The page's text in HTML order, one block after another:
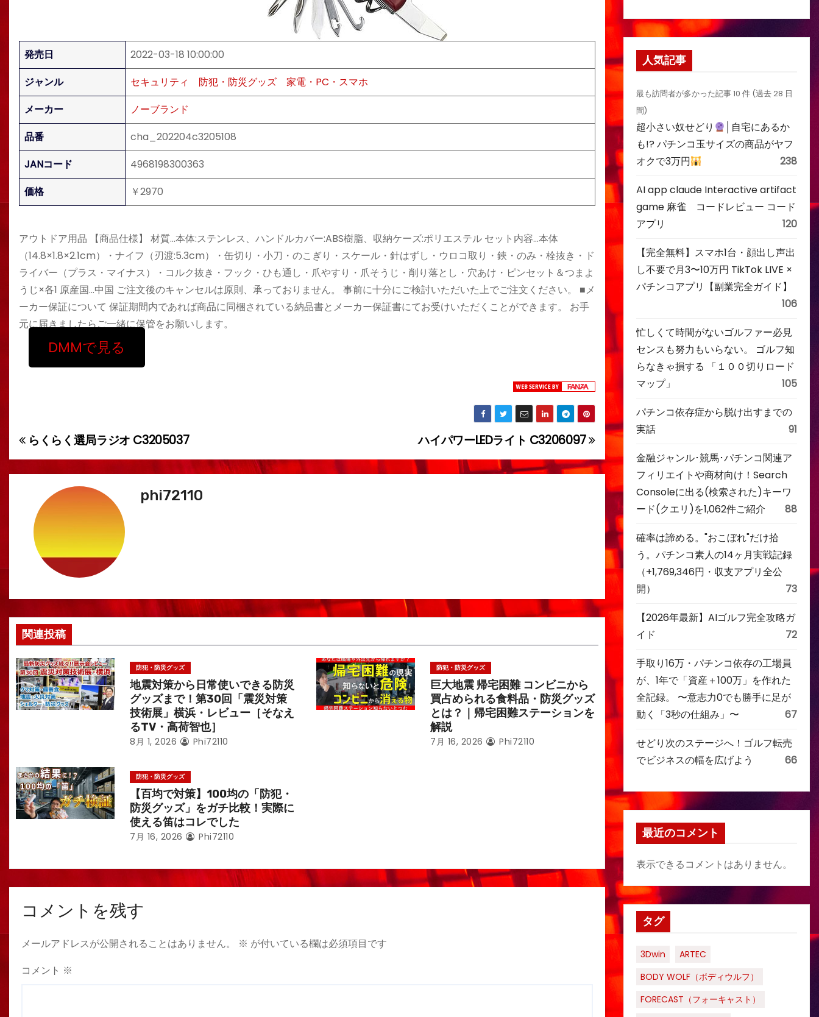
発売日
2022-03-18 10:00:00
ジャンル
セキュリティ 防犯・防災グッズ
家電・PC・スマホ
メーカー
ノーブランド
品番
cha_202204c3205108
JANコード
4968198300363
価格
￥2970
アウトドア用品 【商品仕様】 材質…本体:ステンレス、ハンドルカバー:ABS樹脂、収納ケーズ:ポリエステル セット内容…本体
（14.8×1.8×2.1cm）・ナイフ（刃渡:5.3cm）・缶切り・小刀・のこぎり・スケール・針はずし・ウロコ取り・鋏・のみ・栓抜き・ド
ライバー（プラス・マイナス）・コルク抜き・フック・ひも通し・爪やすり・爪そうじ・削り落とし・穴あけ・ピンセット＆つまよ
うじ×各1 原産国…中国 ご注文後のキャンセルは原則、承っておりません。 事前に十分にご検討いただいた上でご注文ください。 ■メ
ーカー保証について 保証期間内であれば商品に同梱されている納品書とメーカー保証書にてお受けいただくことができます。 お手
元に届きましたらご一緒に保管をお願いします。
DMMで見る
投
稿
ビ
ゲ
シ
ョ
ン
ハイパワーLEDライト C3206097
らくらく選局ラジオ C3205037
phi72110
関連投稿
防犯・防災グッズ
地震対策から日常使いできる防災
グッズまで！第30回「震災対策
技術展」横浜・レビュー［そなえ
るTV・高荷智也］
8月 1, 2026 Phi72110
防犯・防災グッズ
巨大地震 帰宅困難 コンビニから
買占められる食料品・防災グッズ
とは？｜帰宅困難ステーションを
解説
7月 16, 2026 Phi72110
防犯・防災グッズ
【百均で対策】100均の「防犯・
防災グッズ」をガチ比較！実際に
使える笛はコレでした
7月 16, 2026 Phi72110
コメントを残す
メールアドレスが公開されることはありません。 ※ が付いている欄は必須項目です
コメント ※
人気記事
最も訪問者が多かった記事 10 件 (過去 28 日
間)
超小さい奴せどり
│自宅にあるか
も!? パチンコ玉サイズの商品がヤフ
オクで3万円
238
AI app claude Interactive artifact
game 麻雀 コードレビュー コード
アプリ
120
【完全無料】スマホ1台・顔出し声出
し不要で月3〜10万円 TikTok LIVE ×
パチンコアプリ【副業完全ガイド】
106
忙しくて時間がないゴルファー必見
センスも努力もいらない。 ゴルフ知
らなきゃ損する 「１００切りロード
マップ」
105
パチンコ依存症から脱け出すまでの
実話
91
金融ジャンル･競馬･パチンコ関連ア
フィリエイトや商材向け！Search
Consoleに出る(検索された)キーワ
ード(クエリ)を1,062件ご紹介
88
確率は諦める。"おこぼれ"だけ拾
う。パチンコ素人の14ヶ月実戦記録
（+1,769,346円・収支アプリ全公
開）
73
【2026年最新】AIゴルフ完全攻略ガ
イド
72
手取り16万・パチンコ依存の工場員
が、1年で「資産＋100万」を作れた
全記録。 〜意志力0でも勝手に足が
動く「3秒の仕組み」〜
67
せどり次のステージへ！ゴルフ転売
でビジネスの幅を広げよう
66
最近のコメント
表示できるコメントはありません。
タグ
3Dwin
ARTEC
BODY WOLF（ボディウルフ）
FORECAST（フォーキャスト）